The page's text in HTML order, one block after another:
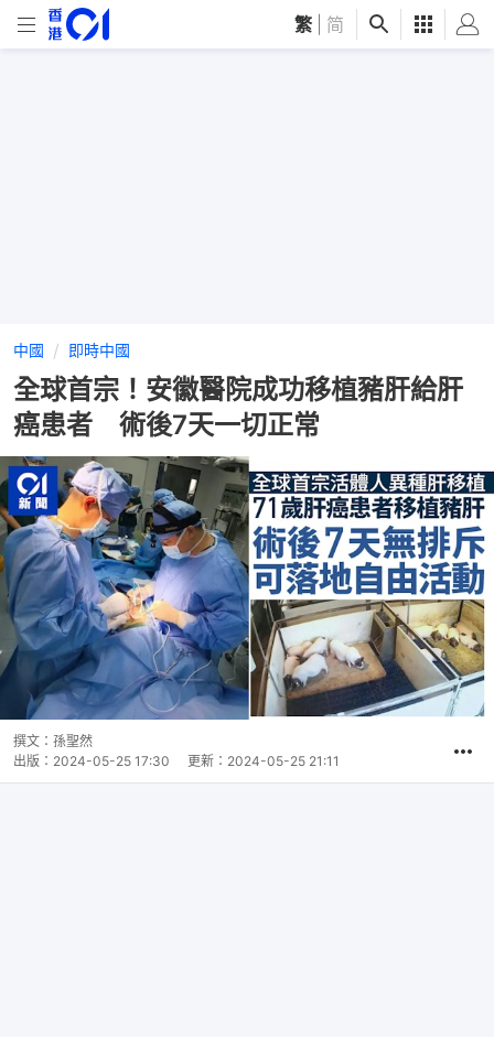
繁 简
中國 即時中國
全球首宗！安徽醫院成功移植豬肝給肝
癌患者 術後7天一切正常
撰文： 孫聖然
出版： 2024-05-25 17:30 更新： 2024-05-25 21:11